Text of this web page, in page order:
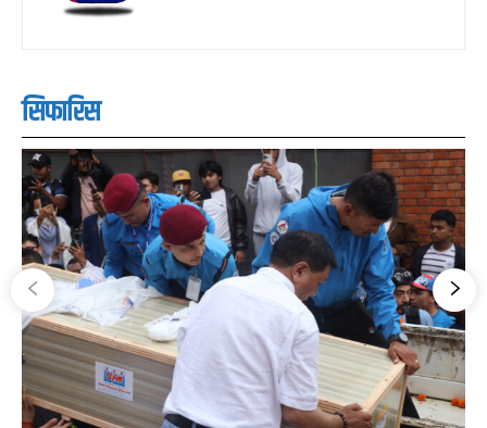
सिफारिस